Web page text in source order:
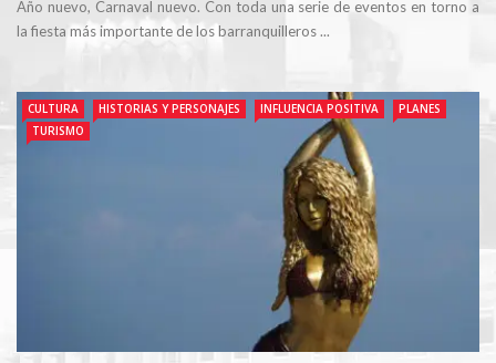
Año nuevo, Carnaval nuevo. Con toda una serie de eventos en torno a
la fiesta más importante de los barranquilleros ...
CULTURA HISTORIAS Y PERSONAJES INFLUENCIA POSITIVA
PLANES
TURISMO